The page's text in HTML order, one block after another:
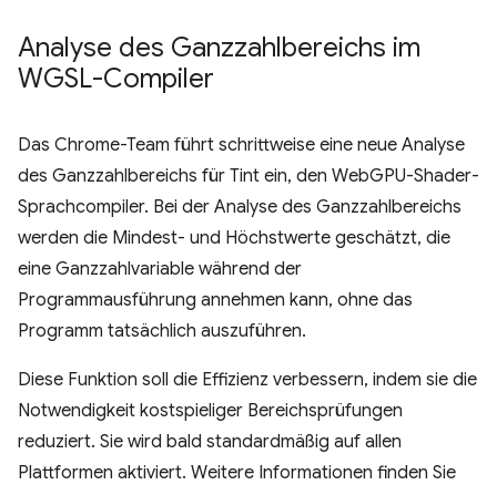
Analyse des Ganzzahlbereichs im
WGSL-Compiler
Das Chrome-Team führt schrittweise eine neue Analyse
des Ganzzahlbereichs für Tint ein, den WebGPU-Shader-
Sprachcompiler. Bei der Analyse des Ganzzahlbereichs
werden die Mindest- und Höchstwerte geschätzt, die
eine Ganzzahlvariable während der
Programmausführung annehmen kann, ohne das
Programm tatsächlich auszuführen.
Diese Funktion soll die Effizienz verbessern, indem sie die
Notwendigkeit kostspieliger Bereichsprüfungen
reduziert. Sie wird bald standardmäßig auf allen
Plattformen aktiviert. Weitere Informationen finden Sie